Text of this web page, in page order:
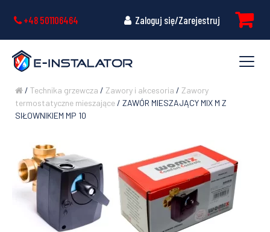
+48 501106464 Zaloguj się/Zarejestruj
/ Technika grzewcza / Zawory i akcesoria / Zawory
termostatyczne mieszające/ ZAWÓR MIESZAJĄCY MIX M Z
SIŁOWNIKIEM MP 10